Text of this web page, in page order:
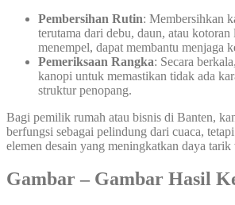
Pembersihan Rutin: Membersihkan
terutama dari debu, daun, atau kotoran
menempel, dapat membantu menjaga
Pemeriksaan Rangka: Secara
kanopi untuk memastikan tidak ada
struktur penopang.
Bagi pemilik rumah atau bisnis di Banten,
berfungsi sebagai pelindung dari cuaca,
elemen desain yang meningkatkan daya tarik
Gambar – Gambar Hasil